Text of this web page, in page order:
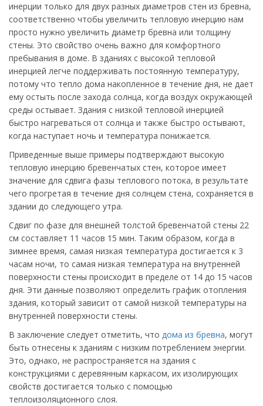
инерции только для двух разных диаметров стен из бревна,
соответственно чтобы увеличить тепловую инерцию нам
просто нужно увеличить диаметр бревна или толщину
стены. Это свойство очень важно для комфортного
пребывания в доме. В зданиях с высокой тепловой
инерцией легче поддерживать постоянную температуру,
потому что тепло дома накопленное в течение дня, не дает
ему остыть после захода солнца, когда воздух окружающей
среды остывает. Здания с низкой тепловой инерцией
быстро нагреваться от солнца и также быстро остывают,
когда наступает ночь и температура понижается.
Приведенные выше примеры подтверждают высокую
тепловую инерцию бревенчатых стен, которое имеет
значение для сдвига фазы теплового потока, в результате
чего прогретая в течение дня солнцем стена, сохраняется в
здании до следующего утра.
Сдвиг по фазе для внешней толстой бревенчатой стены 22
см составляет 11 часов 15 мин. Таким образом, когда в
зимнее время, самая низкая температура достигается к 3
часам ночи, то самая низкая температура на внутренней
поверхности стены происходит в пределе от 14 до 15 часов
дня. Эти данные позволяют определить график отопления
здания, который зависит от самой низкой температуры на
внутренней поверхности стены.
В заключение следует отметить, что дома из бревна, могут
быть отнесены к зданиям с низким потреблением энергии.
Это, однако, не распространяется на здания с
конструкциями с деревянным каркасом, их изолирующих
свойств достигается только с помощью
теплоизоляционного слоя.